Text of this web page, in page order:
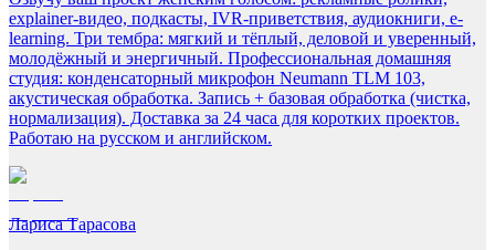
explainer-видео, подкасты, IVR-приветствия, аудиокниги, e-
learning. Три тембра: мягкий и тёплый, деловой и уверенный,
молодёжный и энергичный. Профессиональная домашняя
студия: конденсаторный микрофон Neumann TLM 103,
акустическая обработка. Запись + базовая обработка (чистка,
нормализация). Доставка за 24 часа для коротких проектов.
Работаю на русском и английском.
Лариса Тарасова